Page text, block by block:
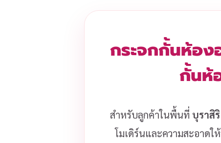
กระจกกั้นห้อ
กั้นห้
สำหรับลูกค้าในพื้นที่ บุราสิ
โมเดิร์นและความสะอาด